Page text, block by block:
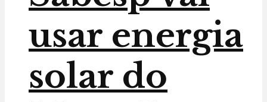
usar energia
solar do